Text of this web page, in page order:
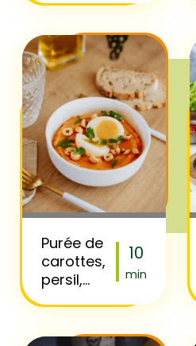
et
carottes
glacées
Purée de
carottes,
persil,
mollet
10
min